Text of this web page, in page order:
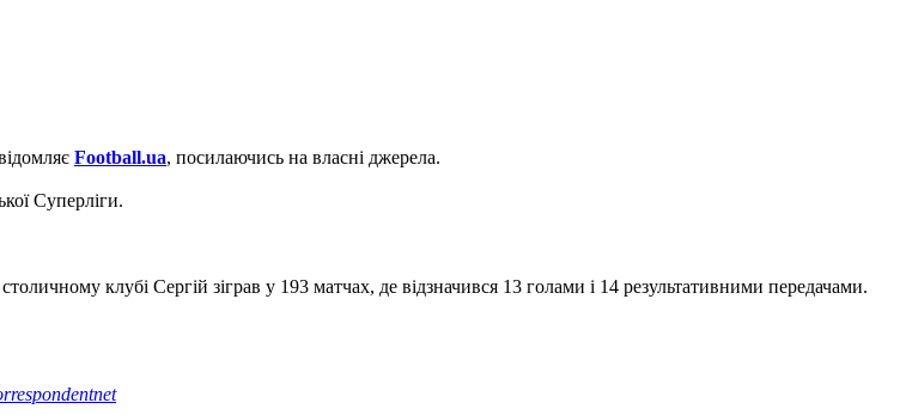
Football.ua, посилаючись на власні джерела.
Суперліги.
клубі Сергій зіграв у 193 матчах, де відзначився 13 голами і 14 результативними передачами.